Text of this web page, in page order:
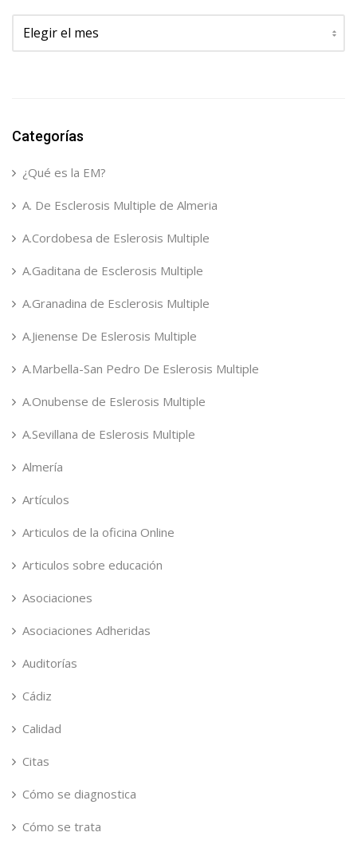
Archivos
Categorías
¿Qué es la EM?
A. De Esclerosis Multiple de Almeria
A.Cordobesa de Eslerosis Multiple
A.Gaditana de Esclerosis Multiple
A.Granadina de Esclerosis Multiple
A.Jienense De Eslerosis Multiple
A.Marbella-San Pedro De Eslerosis Multiple
A.Onubense de Eslerosis Multiple
A.Sevillana de Eslerosis Multiple
Almería
Artículos
Articulos de la oficina Online
Articulos sobre educación
Asociaciones
Asociaciones Adheridas
Auditorías
Cádiz
Calidad
Citas
Cómo se diagnostica
Cómo se trata